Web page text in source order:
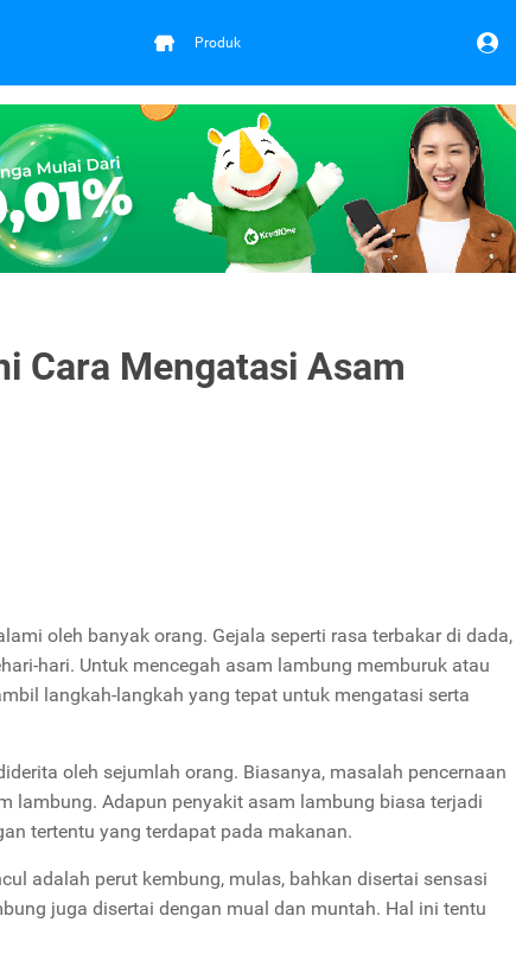
Produk
Cara Mengatasi Asam
oleh banyak orang. Gejala seperti rasa terbakar di dada,
hari. Untuk mencegah asam lambung memburuk atau
langkah-langkah yang tepat untuk mengatasi serta
oleh sejumlah orang. Biasanya, masalah pencernaan
lambung. Adapun penyakit asam lambung biasa terjadi
tertentu yang terdapat pada makanan.
adalah perut kembung, mulas, bahkan disertai sensasi
juga disertai dengan mual dan muntah. Hal ini tentu